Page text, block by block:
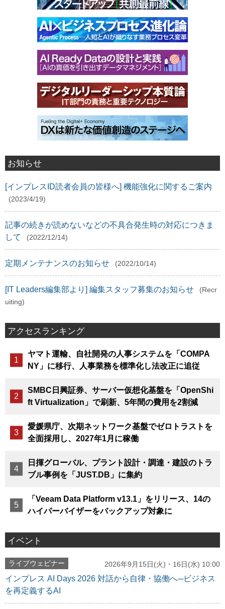
お知らせ
[インプレスID読者会員の皆様へ] 機能強化に関するご案内
(2023/4/19)
記事の続きが読めないなどの不具合発生時の対応につきま
して
(2022/12/14)
定期メンテナンスのお知らせ (2022/10/14)
[IT Leaders編集部より] 編集スタッフ募集のお知らせ
(Recr
uiting)
アクセスランキング
ヤマト運輸、自社開発の人事システムを「COMPA
NY」に移行、人事業務を標準化し法改正に追従
SMBC日興証券、サーバー仮想化基盤を「OpenShi
ft Virtualization」で刷新、5年間の費用を2割減
愛媛県庁、次期ネットワーク基盤でゼロトラストを
全面採用し、2027年1月に稼働
日揮グローバル、プラント設計・調達・建設のトラ
ブル事例を「JUST.DB」に集約
「Veeam Data Platform v13.1」をリリース、14の
ハイパーバイザーをバックアップ対象に
イベント
ライブウェビナー 2026年9月15日(火)・16日(水) 10:00
インプレス AI Days 2026 対話から自律・協働へ─ビジネス
を再定義するAI